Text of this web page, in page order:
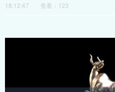
18:12:47
查看：123